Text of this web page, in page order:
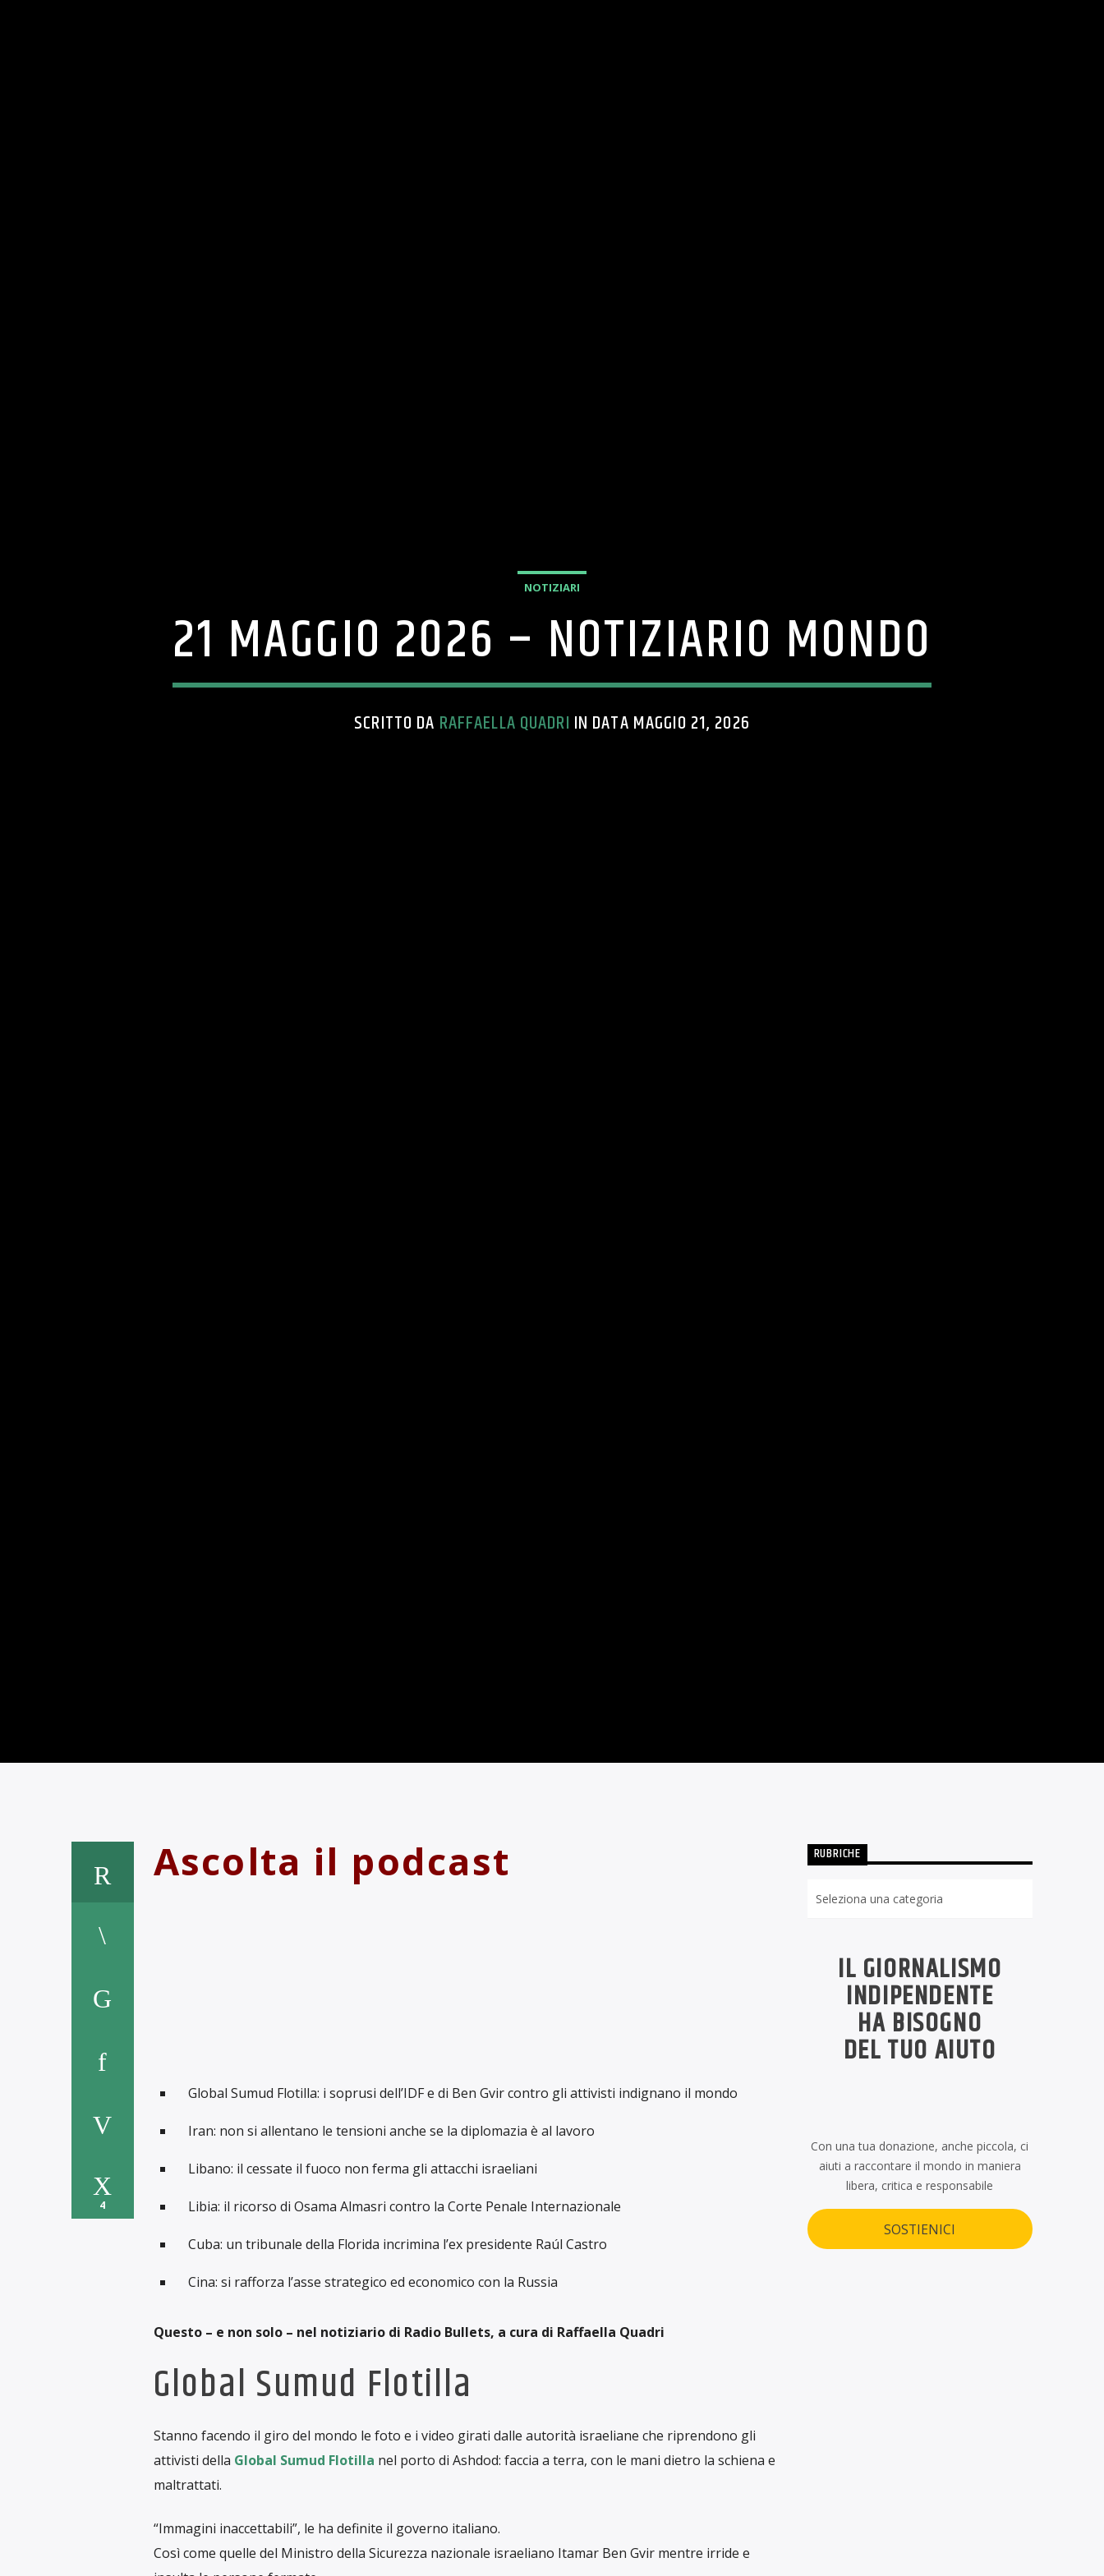
NOTIZIARI
21 MAGGIO 2026 – NOTIZIARIO MONDO
SCRITTO DA RAFFAELLA QUADRI IN DATA MAGGIO 21, 2026
4
Ascolta il podcast
Global Sumud Flotilla: i soprusi dell’IDF e di Ben Gvir contro gli attivisti indignano il mondo
Iran: non si allentano le tensioni anche se la diplomazia è al lavoro
Libano: il cessate il fuoco non ferma gli attacchi israeliani
Libia: il ricorso di Osama Almasri contro la Corte Penale Internazionale
Cuba: un tribunale della Florida incrimina l’ex presidente Raúl Castro
Cina: si rafforza l’asse strategico ed economico con la Russia
Questo – e non solo – nel notiziario di Radio Bullets, a cura di Raffaella Quadri
Global Sumud Flotilla
Stanno facendo il giro del mondo le foto e i video girati dalle autorità israeliane che riprendono gli
attivisti della Global Sumud Flotilla nel porto di Ashdod: faccia a terra, con le mani dietro la schiena e
maltrattati.
“Immagini inaccettabili”, le ha definite il governo italiano.
Così come quelle del Ministro della Sicurezza nazionale israeliano Itamar Ben Gvir mentre irride e
RUBRICHE
IL GIORNALISMO
INDIPENDENTE
HA BISOGNO
DEL TUO AIUTO
Con una tua donazione, anche piccola, ci
aiuti a raccontare il mondo in maniera
libera, critica e responsabile
SOSTIENICI